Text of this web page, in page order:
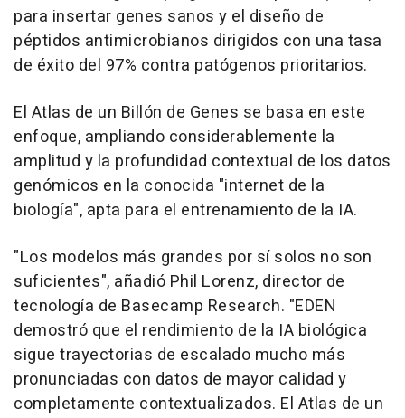
para insertar genes sanos y el diseño de
péptidos antimicrobianos dirigidos con una tasa
de éxito del 97% contra patógenos prioritarios.
El Atlas de un Billón de Genes se basa en este
enfoque, ampliando considerablemente la
amplitud y la profundidad contextual de los datos
genómicos en la conocida "internet de la
biología", apta para el entrenamiento de la IA.
"Los modelos más grandes por sí solos no son
suficientes", añadió Phil Lorenz, director de
tecnología de Basecamp Research. "EDEN
demostró que el rendimiento de la IA biológica
sigue trayectorias de escalado mucho más
pronunciadas con datos de mayor calidad y
completamente contextualizados. El Atlas de un